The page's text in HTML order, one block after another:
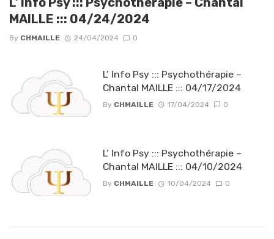
MAILLE ::: 04/24/2024
By CHMAILLE 24/04/2024 0
L’ Info Psy ::: Psychothérapie –
Chantal MAILLE ::: 04/17/2024
By CHMAILLE 17/04/2024 0
L’ Info Psy ::: Psychothérapie –
Chantal MAILLE ::: 04/10/2024
By CHMAILLE 10/04/2024 0